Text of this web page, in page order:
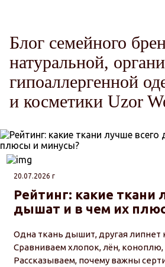
Блог семейного
натуральной,
гипоаллергенной
и косметики Uzor
20.07.2026 г
Рейтинг: какие ткани
дышат и в чем их
Одна ткань дышит, другая липнет
Сравниваем хлопок, лён, коноплю,
Рассказываем, почему важны